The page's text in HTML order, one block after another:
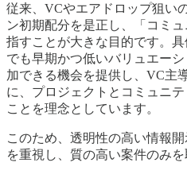
従来、VCやエアドロップ狙い
ン初期配分を是正し、「コミ
指すことが大きな目的です。
でも早期かつ低いバリュエー
加できる機会を提供し、VC主
に、プロジェクトとコミュニ
ことを理念としています。
このため、透明性の高い情報
を重視し、質の高い案件のみを